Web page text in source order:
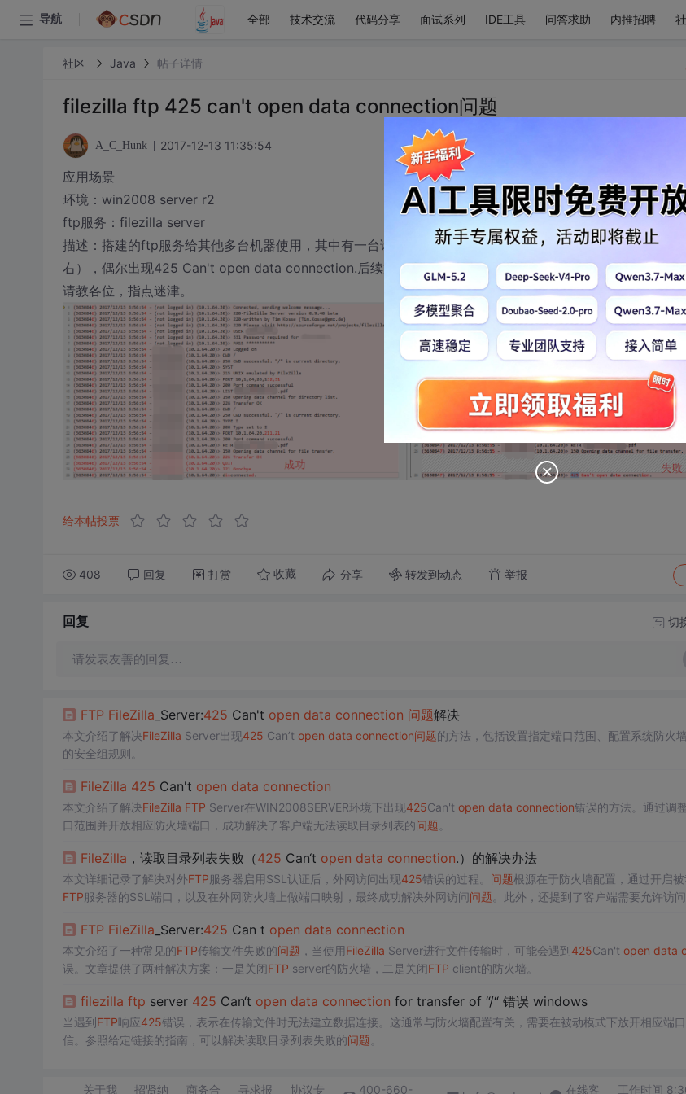
导航 全部 技术交流 代码分享 面试系列 IDE工具 问答求助 内推招聘
社区 Java 帖子详情
filezilla ftp 425 can't open data connection问题
A_C_Hunk 2017-12-13 11:35:54
应用场景
环境：win2008 server r2
ftp服务：filezilla server
描述：搭建的ftp服务给其他多台机器使用，其中有一台请求方定时在9点从ftp批量下载文件（5、6十个，
右），偶尔出现425 Can't open data connection.后续文件不能正常下载，得要请求方重新发起请求，ftp日
请教各位，指点迷津。
给本帖投票
408 回复 打赏 收藏 分享 转发到动态 举报
回复 切
请发表友善的回复…
FTP FileZilla _Server:425 Can't open data connection 问题解决
本文介绍了解决FileZilla Server出现425 Can’t open data connection问题的方法，包括设置指定端口范围、配置系统防火
的安全组规则。
FileZilla 425 Can't open data connection
本文介绍了解决FileZilla FTP Server在WIN2008SERVER环境下出现425Can't open data connection错误的方法。通过调
口范围并开放相应防火墙端口，成功解决了客户端无法读取目录列表的问题
FileZilla ，读取目录列表失败（425 Can‘t open data connection.）的解决办法
本文详细记录了解决对外FTP服务器启用SSL认证后，外网访问出现425错误的过程。 问题根源在于防火墙配置，通过开启
FTP服务器的SSL端口，以及在外网防火墙上做端口映射，最终成功解决外网访问问题 。此外，还提到了客户端需要允许访问
FTP FileZilla _Server:425 Can t open data connection
本文介绍了一种常见的FTP传输文件失败的问题 ，当使用FileZilla Server进行文件传输时，可能会遇到425Can't open data
误。文章提供了两种解决方案：一是关闭FTP server的防火墙，二是关闭FTP client的防火墙。
filezilla ftp server 425 Can‘t open data connection for transfer of “/“ 错误 windows
当遇到FTP响应425错误，表示在传输文件时无法建立数据连接。这通常与防火墙配置有关，需要在被动模式下放开相应端
信。参照给定链接的指南，可以解决读取目录列表失败的问题
关于我 招贤纳 商务合 寻求报 协议专 400-660- 在线客 工作时间